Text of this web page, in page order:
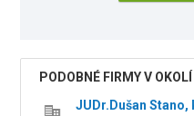
PODOBNÉ FIRMY V OKOLÍ
JUDr.Dušan